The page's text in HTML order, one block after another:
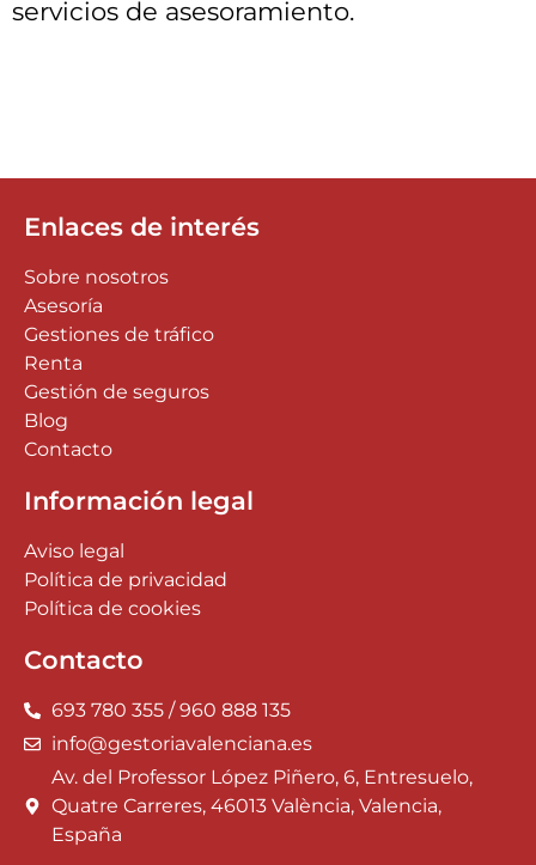
servicios de asesoramiento.
Enlaces de interés
Sobre nosotros
Asesoría
Gestiones de tráfico
Renta
Gestión de seguros
Blog
Contacto
Información legal
Aviso legal
Política de privacidad
Política de cookies
Contacto
693 780 355 / 960 888 135
info@gestoriavalenciana.es
Av. del Professor López Piñero, 6, Entresuelo,
Quatre Carreres, 46013 València, Valencia,
España